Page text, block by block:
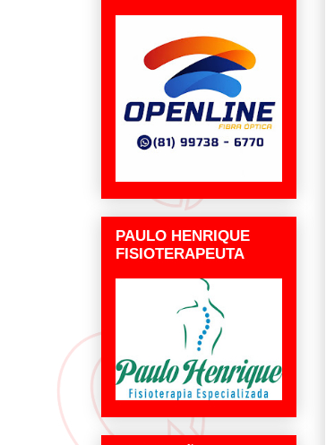
PAULO HENRIQUE
FISIOTERAPEUTA